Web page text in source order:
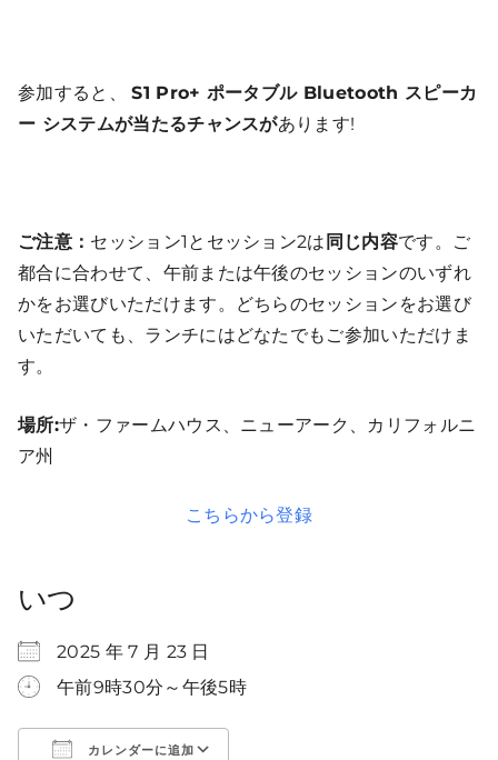
参加すると、S1 Pro+ ポータブル Bluetooth スピーカ
ー システムが当たるチャンスがあります!
ご注意： セッション1とセッション2は 同じ内容です。ご
都合に合わせて、午前または午後のセッションのいずれ
かをお選びいただけます。どちらのセッションをお選び
いただいても、ランチにはどなたでもご参加いただけま
す。
場所:ザ・ファームハウス、ニューアーク、カリフォルニ
ア州
こちらから登録
いつ
2025 年 7 月 23 日
午前9時30分～午後5時
カレンダーに追加